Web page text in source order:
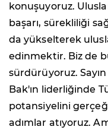
konuşuyoruz.
başarı, sürekliliği
da yükselterek
edinmektir. Biz de bu
sürdürüyoruz. Sayın
Bak'ın liderliğinde
potansiyelini
adımlar atıyoruz.